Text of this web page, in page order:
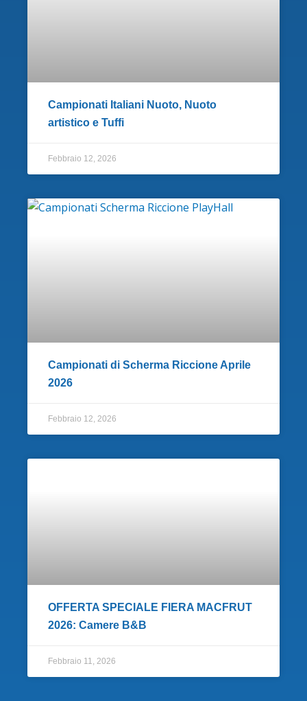
Campionati Italiani Nuoto, Nuoto
artistico e Tuffi
Febbraio 12, 2026
Campionati di Scherma Riccione Aprile
2026
Febbraio 12, 2026
OFFERTA SPECIALE FIERA MACFRUT
2026: Camere B&B
Febbraio 11, 2026